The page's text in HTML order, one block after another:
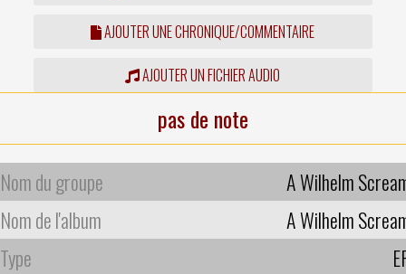
AJOUTER UNE CHRONIQUE/COMMENTAIRE
AJOUTER UN FICHIER AUDIO
pas de note
Nom du groupe
A Wilhelm
Nom de l'album
A Wilhelm
Type